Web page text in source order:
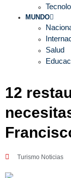
MUNDO
Salud
12
Turismo Noticias